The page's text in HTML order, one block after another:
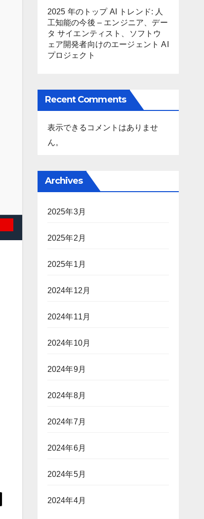
2025 年のトップ AI トレンド: 人
工知能の今後 – エンジニア、デー
タ サイエンティスト、ソフトウ
ェア開発者向けのエージェント AI
プロジェクト
Recent Comments
表示できるコメントはありませ
ん。
Archives
2025年3月
2025年2月
2025年1月
2024年12月
2024年11月
2024年10月
2024年9月
2024年8月
2024年7月
2024年6月
2024年5月
2024年4月